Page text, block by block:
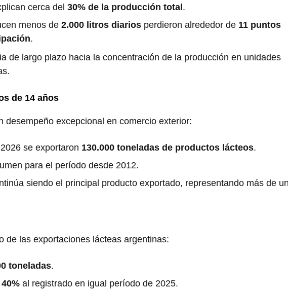
cerca del 30% de la producción total .
menos de 2.000 litros diarios perdieron alrededor de 11 puntos
.
de largo plazo hacia la concentración de la producción en unidades
de 14 años
desempeño excepcional en comercio exterior:
se exportaron 130.000 toneladas de productos lácteos.
para el período desde 2012.
siendo el principal producto exportado, representando más de
de las exportaciones lácteas argentinas:
toneladas.
40% al registrado en igual período de 2025.